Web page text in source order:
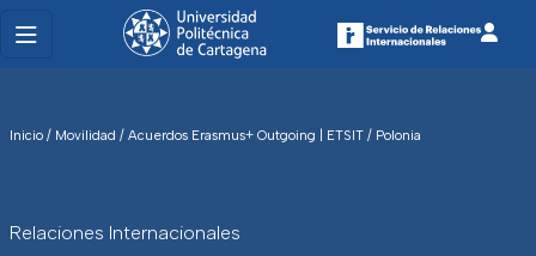
Inicio / Movilidad / Acuerdos Erasmus+ Outgoing | ETSIT / Polonia
Relaciones Internacionales